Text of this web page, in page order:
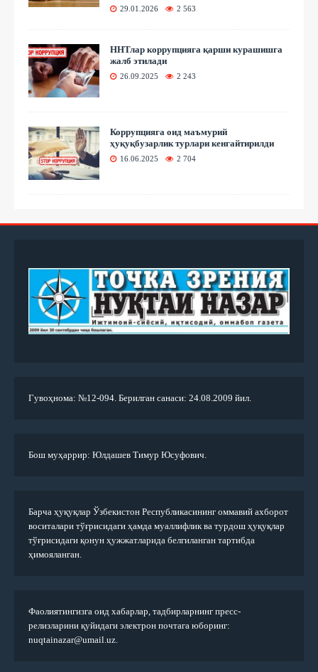
29.01.2026 2 563
ННТлар коррупцияга қарши курашишга
жалб этилади
26.09.2025 2 243
Коррупцияга оид маъмурий
ҳуқуқбузарлик турлари кенгайтирилди
16.06.2025 2 704
Гувоҳнома: №12-094. Берилган санаси: 24.08.2009 йил.
Бош муҳаррир: Юлдашев Тимур Юсуфович.
Барча ҳуқуқлар Ўзбекистон Республикасининг оммавий ахборот
воситалари тўғрисидаги ҳамда муаллифлик ва турдош ҳуқуқлар
тўғрисидаги қонун ҳужжатларида белгиланган тартибда
ҳимояланган.
Фаолиятингизга оид хабарлар, тадбирларнинг пресс-
релизларини қуйидаги электрон почтага юборинг:
nuqtainazar@umail.uz.